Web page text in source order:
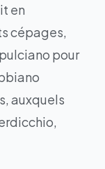
en
cépages,
pour
auxquels